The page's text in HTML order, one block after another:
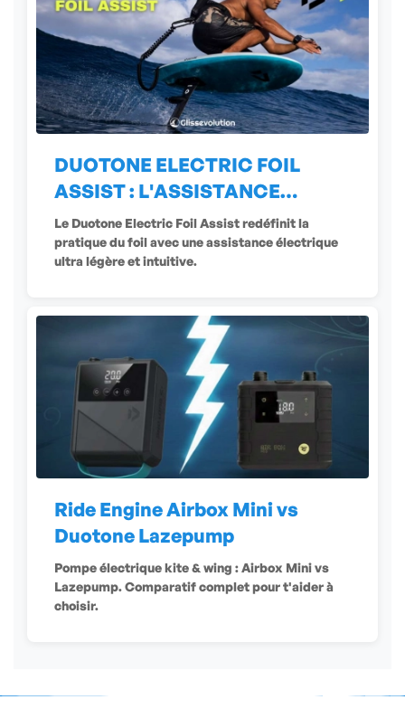
DUOTONE ELECTRIC FOIL
ASSIST : L'ASSISTANCE
ÉLECTRIQUE
Le Duotone Electric Foil Assist redéfinit la
pratique du foil avec une assistance électrique
ultra légère et intuitive.
Ride Engine Airbox Mini vs
Duotone Lazepump
Pompe électrique kite & wing : Airbox Mini vs
Lazepump. Comparatif complet pour t'aider à
choisir.